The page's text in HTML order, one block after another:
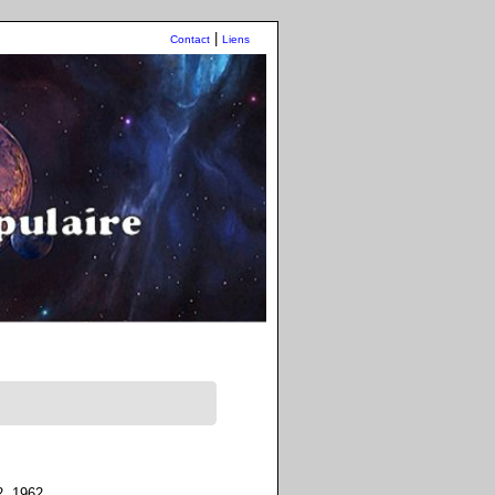
Contact Liens